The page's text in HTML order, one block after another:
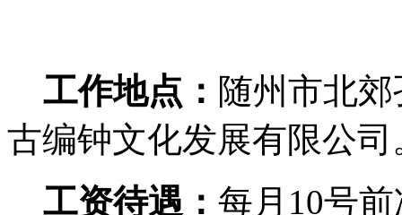
工作地点： 随州市北
古编钟文化发展有限公司
工资待遇： 每月10号